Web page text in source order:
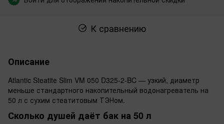
К сравнению
Описание
Atlantic Steatitе Slim VM 050 D325-2-BC — узкий, диаметр
меньше стандартного накопительный водонагреватель на
50 л с сухим стеатитовым ТЭНом.
Сколько душей даёт бак на 50 л